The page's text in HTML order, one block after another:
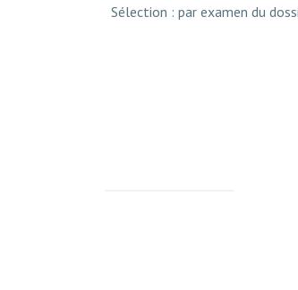
Sélection : par examen du